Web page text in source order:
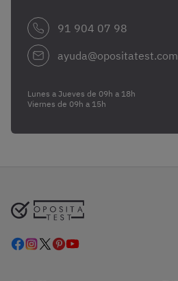
91 904 07 98
ayuda@opositatest.com
Lunes a Jueves de 09h a 18h
Viernes de 09h a 15h